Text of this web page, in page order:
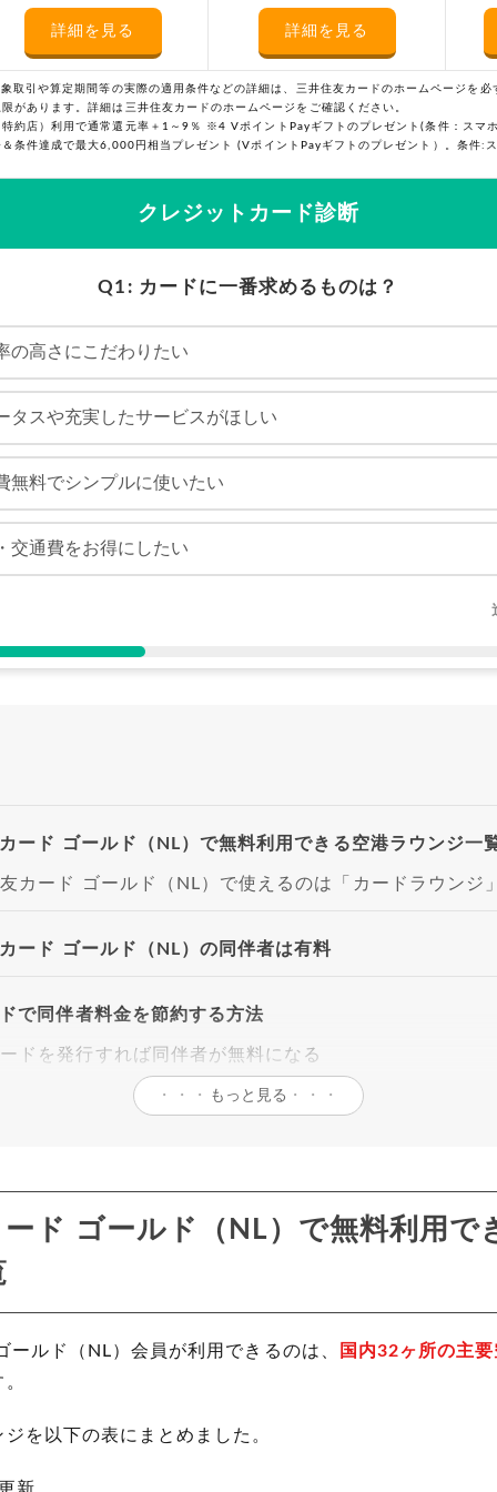
詳細を見る 詳細を見る
引や算定期間等の実際の適用条件などの詳細は、三井住友カードのホームページを必
があります。詳細は三井住友カードのホームページをご確認ください。
約店）利用で通常還元率＋1～9％ ※4 VポイントPayギフトのプレゼント(条件：スマ
条件達成で最大6,000円相当プレゼント (VポイントPayギフトのプレゼント）。条件:
クレジットカード診断
Q1: カードに一番求めるものは？
の高さにこだわりたい
タスや充実したサービスがほしい
無料でシンプルに使いたい
交通費をお得にしたい
ード ゴールド（NL）で無料利用できる空港ラウンジ一
カード ゴールド（NL）で使えるのは「カードラウンジ
ード ゴールド（NL）の同伴者は有料
で同伴者料金を節約する方法
ドを発行すれば同伴者が無料になる
ドの申込対象と発行条件
ード ゴールド（NL）で空港ラウンジを利用する方法
ード ゴールド（NL）で空港ラウンジを使用する際の注
・・・ もっと見る ・・・
ド ゴールド（NL）で無料利用で
ールド（NL）会員が利用できるのは、
国内32ヶ所の主
を以下の表にまとめました。